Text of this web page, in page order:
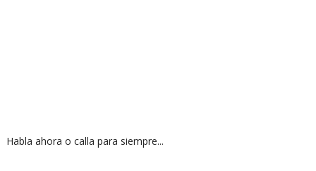
Habla ahora o calla para siempre...